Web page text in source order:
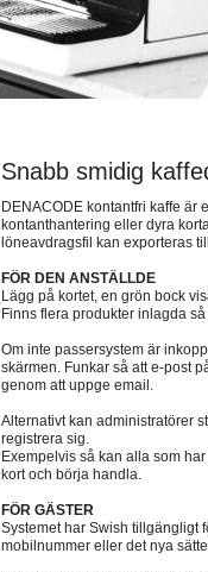
Snabb smidig
DENACODE kontantfri kaffe är
kontanthantering eller dyra
löneavdragsfil kan exporteras
FÖR DEN ANSTÄLLDE
Lägg på kortet, en grön bock
Finns flera produkter inlagda
Om inte passersystem är
skärmen. Funkar så att e-post
genom att uppge email.
Alternativt kan administratörer
registrera sig.
Exempelvis så kan alla som
kort och börja handla.
FÖR GÄSTER
Systemet har Swish tillgängligt
mobilnummer eller det nya